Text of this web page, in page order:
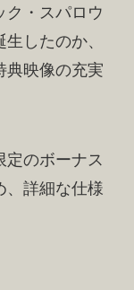
ク・スパロウ
したのか、
典映像の充実
定のボーナス
、詳細な仕様